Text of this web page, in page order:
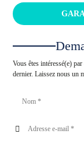
Vous êtes intéressé(e)
dernier. Laissez nous un